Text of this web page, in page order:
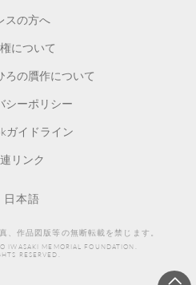
スの方へ
について
ろの贋作について
シーポリシー
ガイドライン
リンク
日本語
、作品図版等の無断転載を禁じます。
MEMORIAL FOUNDATION.
RESERVED.